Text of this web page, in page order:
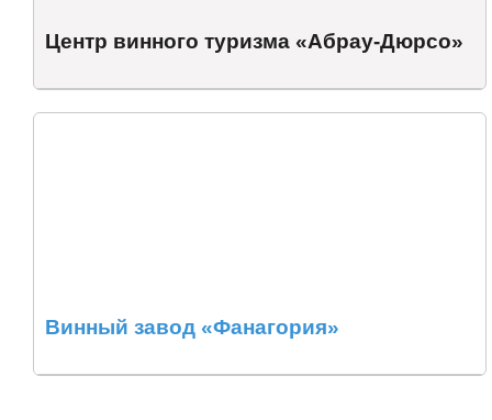
Центр винного туризма «Абрау-Дюрсо»
Винный завод «Фанагория»